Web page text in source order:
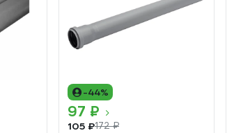
-44%
97 ₽
105 ₽172 ₽